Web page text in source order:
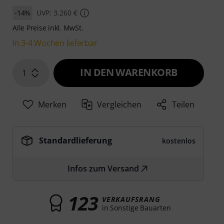
-14%
UVP: 3.260 €
Alle Preise inkl. MwSt.
In 3-4 Wochen lieferbar
1 IN DEN WARENKORB
Merken Vergleichen Teilen
Standardlieferung kostenlos
Infos zum Versand
123 VERKAUFSRANG
in Sonstige Bauarten